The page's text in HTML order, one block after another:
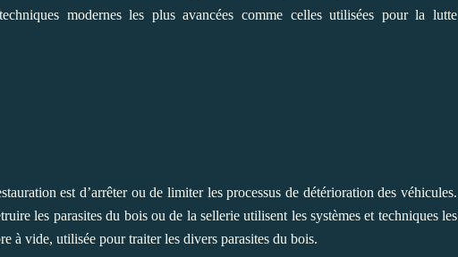
modernes les plus avancées comme celles utilisées pour la lutte
est d’arrêter ou de limiter les processus de détérioration des véhicules.
les parasites du bois ou de la sellerie utilisent les systèmes et techniques les
à vide, utilisée pour traiter les divers parasites du bois.